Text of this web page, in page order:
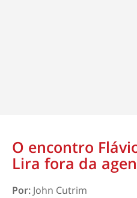
O encontro
Lira fora da
Por: John Cutrim